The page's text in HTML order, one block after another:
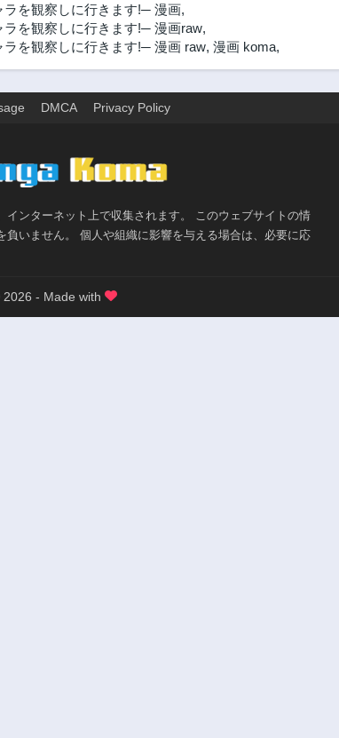
を観察しに行きます!─ 漫画,
を観察しに行きます!─ 漫画raw,
を観察しに行きます!─ 漫画 raw, 漫画 koma,
DMCA Privacy Policy
インターネット上で収集されます。 このウェブサイトの情
いません。 個人や組織に影響を与える場合は、必要に応
- Made with